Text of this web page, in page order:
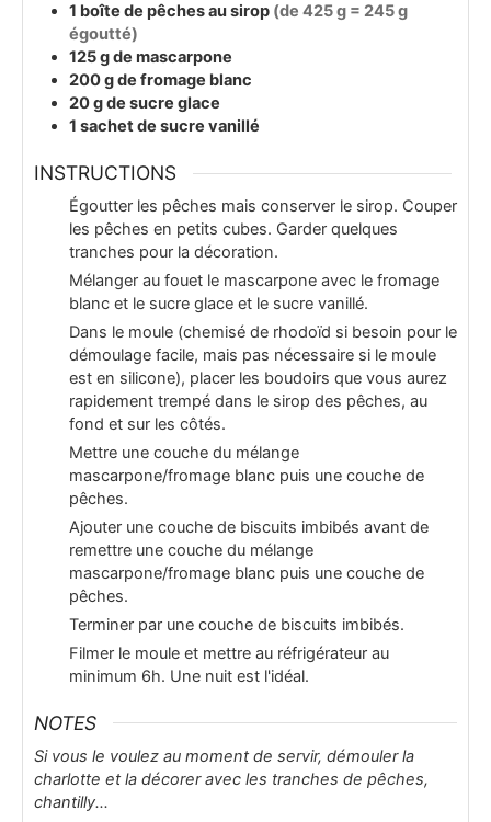
1 boîte de pêches au sirop (de 425 g = 245 g
égoutté)
125gde mascarpone
200gde fromage blanc
20gde sucre glace
1 sachetde sucre vanillé
INSTRUCTIONS
Égoutter les pêches mais conserver le sirop. Couper
les pêches en petits cubes. Garder quelques
tranches pour la décoration.
Mélanger au fouet le mascarpone avec le fromage
blanc et le sucre glace et le sucre vanillé.
Dans le moule (chemisé de rhodoïd si besoin pour le
démoulage facile, mais pas nécessaire si le moule
est en silicone), placer les boudoirs que vous aurez
rapidement trempé dans le sirop des pêches, au
fond et sur les côtés.
Mettre une couche du mélange
mascarpone/fromage blanc puis une couche de
pêches.
Ajouter une couche de biscuits imbibés avant de
remettre une couche du mélange
mascarpone/fromage blanc puis une couche de
pêches.
Terminer par une couche de biscuits imbibés.
Filmer le moule et mettre au réfrigérateur au
minimum 6h. Une nuit est l'idéal.
NOTES
Si vous le voulez au moment de servir, démouler la
charlotte et la décorer avec les tranches de pêches,
chantilly...